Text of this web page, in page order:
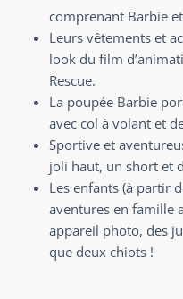
comprenant Barbie
Leurs vêtements et
look du film
Rescue.
La poupée Barbie
avec col à volant et
Sportive et
joli haut, un short et
Les enfants (à partir
aventures en famille
appareil photo, des
que deux chiots !